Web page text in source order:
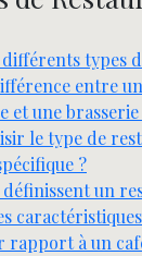
différents types
entre
et une brasserie
le type de
?
un
rapport à un